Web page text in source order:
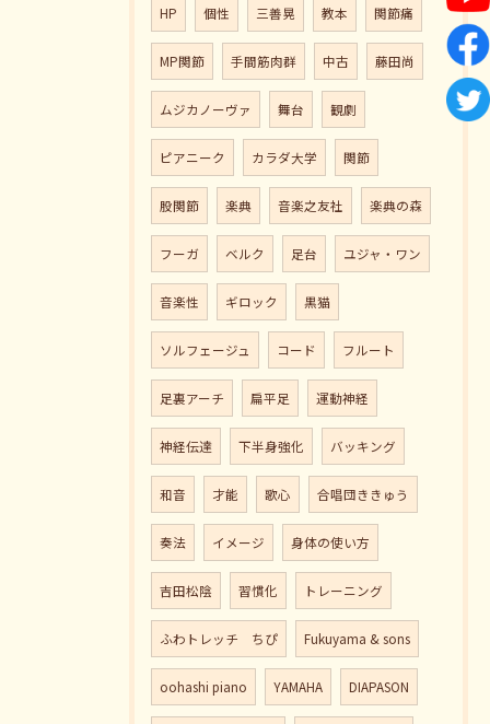
HP 個性 三善晃 教本 関節痛
MP関節 手間筋肉群 中古 藤田尚
ムジカノーヴァ 舞台 観劇
ピアニーク カラダ大学 関節
股関節 楽典 音楽之友社 楽典の森
フーガ ベルク 足台 ユジャ・ワン
音楽性 ギロック 黒猫
ソルフェージュ コード フルート
足裏アーチ 扁平足 運動神経
神経伝達 下半身強化 バッキング
和音 才能 歌心 合唱団ききゅう
奏法 イメージ 身体の使い方
吉田松陰 習慣化 トレーニング
ふわトレッチ ちぴ Fukuyama & sons
oohashi piano YAMAHA DIAPASON